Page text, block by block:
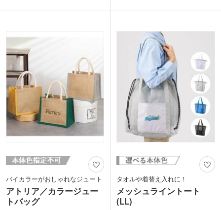
口を絞れる巾着型バッグは、中身が見え
ち手はオシャレな綿テープを使用。強度
印刷は1色・2色・フルカラー印刷が可
能。ショップのロゴやオリジナルのイラ
ストを名入れして、そのままギフトラッ
ピング代わりとしてもお洒落です。パー
ティーやお花見、ピクニックにも最適な
ありそうでなかったボトル専用バッグ
で、オリジナルノベルティを制作してみ
ませんか?
動画提供 : ノベルティ・販促エコバッグ
チャンネル
バイカラーがおしゃれなジュート
アトリア／カラージュー
トバッグ
タオルや着替え入れに！
メッシュライントート
(LL)